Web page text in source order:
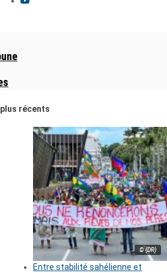
plus récents
© (DR)
Entre stabilité sahélienne et